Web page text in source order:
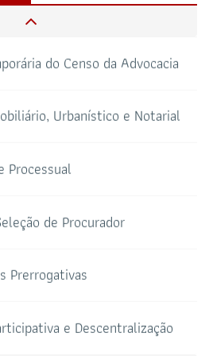
CANAL PRERROGATIVAS
Direitos Humanos
do Censo da Advocacia
Urbanístico e Notarial
Processual
de Procurador
Prerrogativas
e Descentralização